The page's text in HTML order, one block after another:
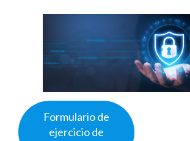
Formulario de
ejercicio de